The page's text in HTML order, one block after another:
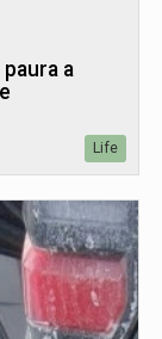
a
Life